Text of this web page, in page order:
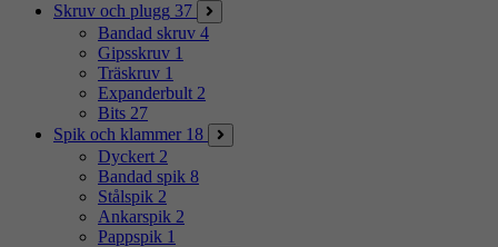
Skruv och plugg 37
Bandad skruv 4
Gipsskruv 1
Träskruv 1
Expanderbult 2
Bits 27
Spik och klammer 18
Dyckert 2
Bandad spik 8
Stålspik 2
Ankarspik 2
Pappspik 1